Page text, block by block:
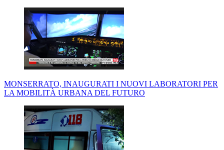
MONSERRATO, INAUGURATI I NUOVI LABORATORI PER
LA MOBILITÀ URBANA DEL FUTURO